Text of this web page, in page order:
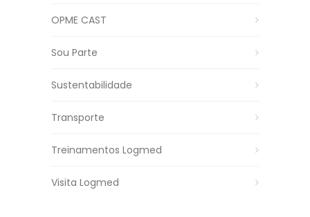
OPME CAST
Sou Parte
Sustentabilidade
Transporte
Treinamentos Logmed
Visita Logmed